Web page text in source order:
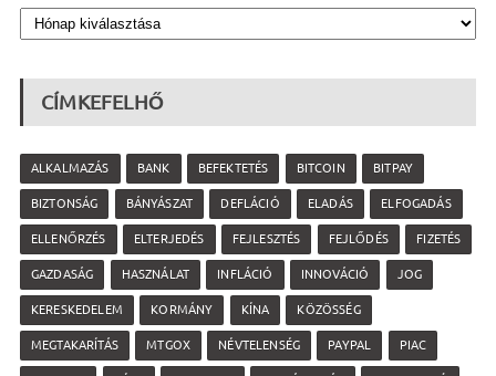
CÍMKEFELHŐ
ALKALMAZÁS BANK BEFEKTETÉS BITCOIN BITPAY
BIZTONSÁG BÁNYÁSZAT DEFLÁCIÓ ELADÁS ELFOGADÁS
ELLENŐRZÉS ELTERJEDÉS FEJLESZTÉS FEJLŐDÉS FIZETÉS
GAZDASÁG HASZNÁLAT INFLÁCIÓ INNOVÁCIÓ JOG
KERESKEDELEM KORMÁNY KÍNA KÖZÖSSÉG
MEGTAKARÍTÁS MTGOX NÉVTELENSÉG PAYPAL PIAC